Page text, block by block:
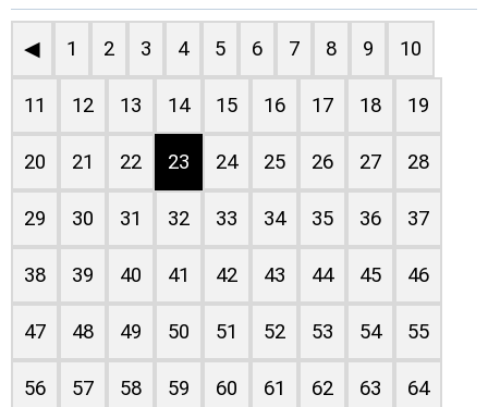
◀ 1 2 3 4 5 6 7 8 9 10
11 12 13 14 15 16 17 18 19
20 21 22 23 24 25 26 27 28
29 30 31 32 33 34 35 36 37
38 39 40 41 42 43 44 45 46
47 48 49 50 51 52 53 54 55
56 57 58 59 60 61 62 63 64